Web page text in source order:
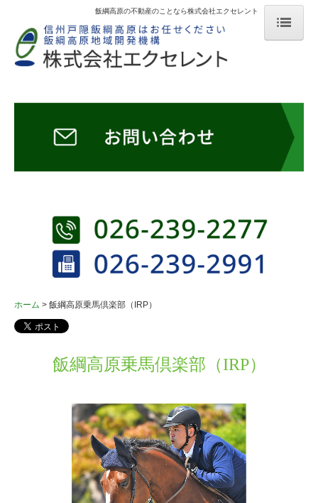
ホーム
そこが知りたい飯綱高原
飯綱写真館
飯綱高原乗馬倶楽部（IRP）
お問い合わせ
ゲストハウス「蔵楽亭 水上」がオープン
飯綱高原の不動産のことなら株式会社エクセレント
ホーム 飯綱高原乗馬倶楽部（IRP）
飯綱高原乗馬倶楽部（IRP）